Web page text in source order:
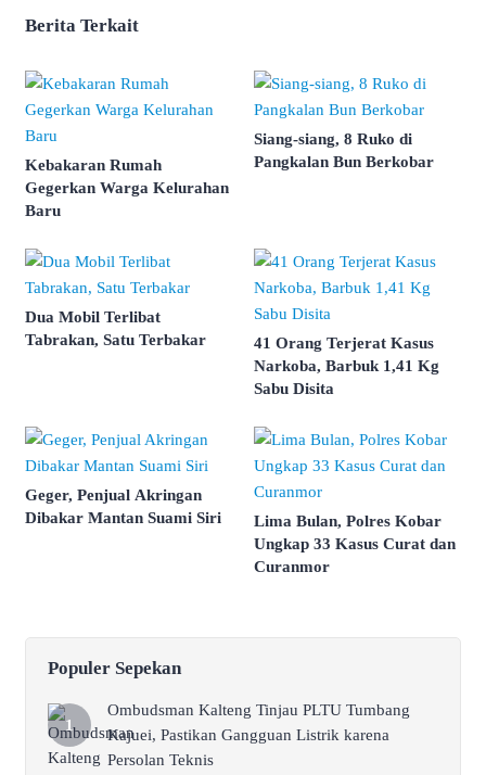
Berita Terkait
Kebakaran Rumah
Gegerkan Warga Kelurahan
Baru
Siang-siang, 8 Ruko di
Pangkalan Bun Berkobar
Dua Mobil Terlibat
Tabrakan, Satu Terbakar
41 Orang Terjerat Kasus
Narkoba, Barbuk 1,41 Kg
Sabu Disita
Geger, Penjual Akringan
Dibakar Mantan Suami Siri
Lima Bulan, Polres Kobar
Ungkap 33 Kasus Curat dan
Curanmor
Populer Sepekan
Ombudsman Kalteng Tinjau PLTU Tumbang
Kajuei, Pastikan Gangguan Listrik karena
Persolan Teknis